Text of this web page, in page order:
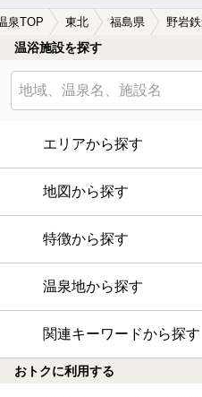
泉TOP 東北 福島県
温浴施設を探す
エリアから探す
地図から探す
特徴から探す
温泉地から探す
関連キーワードから探す
おトクに利用する